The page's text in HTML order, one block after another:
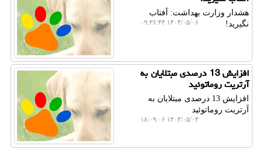
هشدار وزارت بهداشت: آفتاب
نگیرید!
۱۴۰۴/۰۵/۰۶ ۰۹:۳۶:۴۴
افزایش 13 درصدی مبتلایان به
آرتریت روماتوئید
افزایش 13 درصدی مبتلایان به
آرتریت روماتوئید
۱۴۰۴/۰۵/۰۴ ۱۸:۰۹:۰۶